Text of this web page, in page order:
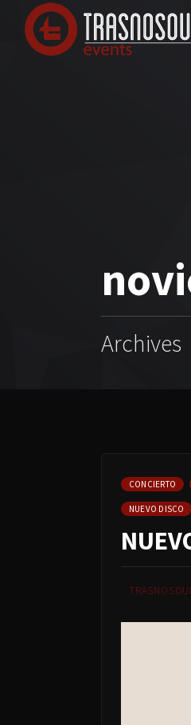
Archives
CONCIERTO
NUEVO DISCO